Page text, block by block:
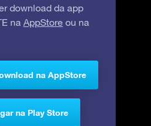
download da app
na AppStore ou na
na AppStore
na Play Store